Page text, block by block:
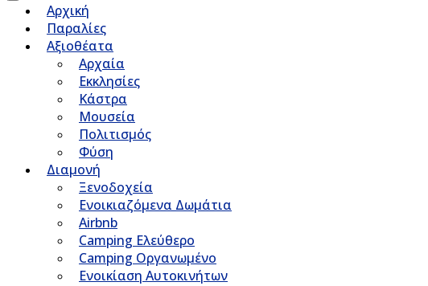
Αρχική
Παραλίες
Αξιοθέατα
Αρχαία
Εκκλησίες
Κάστρα
Μουσεία
Πολιτισμός
Φύση
Διαμονή
Ξενοδοχεία
Ενοικιαζόμενα Δωμάτια
Airbnb
Camping Ελεύθερο
Camping Οργανωμένο
Ενοικίαση Αυτοκινήτων